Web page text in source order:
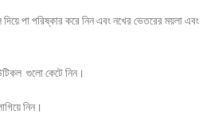
পা পরিষ্কার করে নিন এবং নখের ভেতরের ময়লা এবং
গুলো কেটে নিন।
নিন।